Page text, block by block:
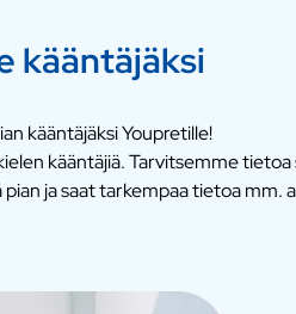
kääntäjäksi
kääntäjäksi Youpretille!
kääntäjiä. Tarvitsemme
ja saat tarkempaa tietoa mm.